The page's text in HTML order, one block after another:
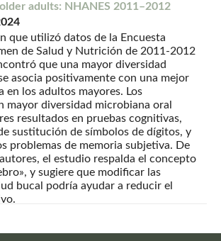
adults: NHANES 2011–2012
que utilizó datos de la Encuesta
de Salud y Nutrición de 2011-2012
que una mayor diversidad
asocia positivamente con una mejor
en los adultos mayores. Los
mayor diversidad microbiana oral
resultados en pruebas cognitivas,
sustitución de símbolos de dígitos, y
problemas de memoria subjetiva. De
el estudio respalda el concepto
y sugiere que modificar las
bucal podría ayudar a reducir el